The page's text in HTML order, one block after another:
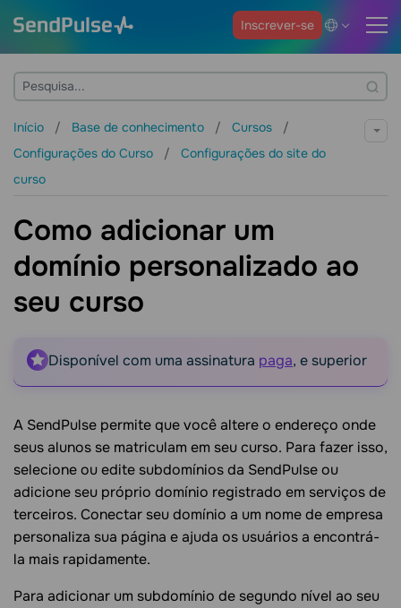
Inscrever-se
Início Base de conhecimento
Cursos
Configurações do Curso
Configurações do site do
curso
Como adicionar um
domínio personalizado ao
seu curso
Disponível com uma assinatura paga, e superior
A SendPulse permite que você altere o endereço onde
seus alunos se matriculam em seu curso. Para fazer isso,
selecione ou edite subdomínios da SendPulse ou
adicione seu próprio domínio registrado em serviços de
terceiros. Conectar seu domínio a um nome de empresa
personaliza sua página e ajuda os usuários a encontrá-
la mais rapidamente.
Para adicionar um subdomínio de segundo nível ao seu